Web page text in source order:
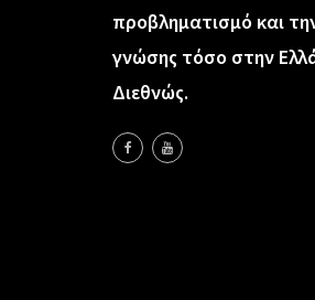
προβληματισμό και
γνώσης τόσο στην
Διεθνώς.